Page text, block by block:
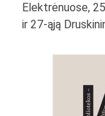
Elektrėnuose,
ir 27-ąją